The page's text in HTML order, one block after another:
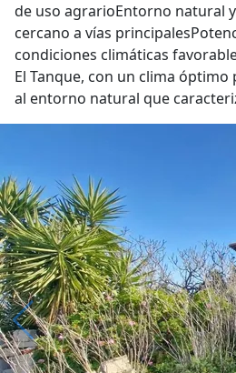
de uso agrarioEntorno natural
cercano a vías
condiciones climáticas
El Tanque, con un clima
al entorno natural que